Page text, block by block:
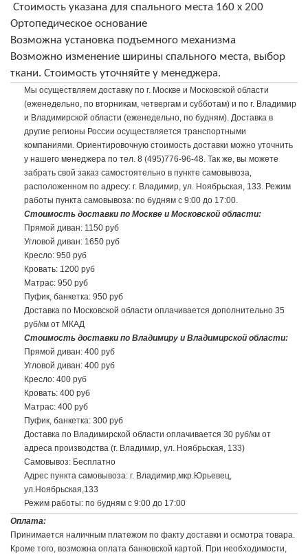
Стоимость указана для спального места 160 х 200
Ортопедическое основание
Возможна установка подъемного механизма
Возможно изменение ширины спального места, выбор
ткани. Стоимость уточняйте у менеджера.
Мы осуществляем доставку по г. Москве и Московской области
(еженедельно, по вторникам, четвергам и субботам) и по г. Владимир
и Владимирской области (еженедельно, по будням). Доставка в
другие регионы России осуществляется транспортными
компаниями. Ориентировочную стоимость доставки можно уточнить
у нашего менеджера по тел. 8 (495)776-96-48. Так же, вы можете
забрать свой заказ самостоятельно в пункте самовывоза,
расположенном по адресу: г. Владимир, ул. Ноябрьская, 133. Режим
работы пункта самовывоза: по будням с 9:00 до 17:00.
Стоимость доставки по Москве и Московской области:
Прямой диван: 1150 руб
Угловой диван: 1650 руб
Кресло: 950 руб
Кровать: 1200 руб
Матрас: 950 руб
Пуфик, банкетка: 950 руб
Доставка по Московской области оплачивается дополнительно 35
руб/км от МКАД
Стоимость доставки по Владимиру и Владимирской области:
Прямой диван: 400 руб
Угловой диван: 400 руб
Кресло: 400 руб
Кровать: 400 руб
Матрас: 400 руб
Пуфик, банкетка: 300 руб
Доставка по Владимирской области оплачивается 30 руб/км от
адреса производства (г. Владимир, ул. Ноябрьская, 133)
Самовывоз: Бесплатно
Адрес пункта самовывоза: г. Владимир,мкр.Юрьевец,
ул.Ноябрьская,133
Режим работы: по будням с 9:00 до 17:00
Доставка до транспортной компании:
Доставка до транспортной компании, при наличии филиала в г.
Оплата:
Принимается наличным платежом по факту доставки и осмотра товара.
Кроме того, возможна оплата банковской картой. При необходимости,